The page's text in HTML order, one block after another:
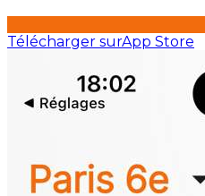
Télécharger surApp Store